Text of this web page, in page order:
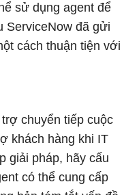
sử dụng agent để
ServiceNow đã gửi
cách thuận tiện với
chuyển tiếp cuộc
khách hàng khi IT
giải pháp, hãy cấu
có thể cung cấp